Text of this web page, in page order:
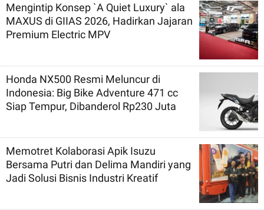
Mengintip Konsep `A Quiet Luxury` ala
MAXUS di GIIAS 2026, Hadirkan Jajaran
Premium Electric MPV
Honda NX500 Resmi Meluncur di
Indonesia: Big Bike Adventure 471 cc
Siap Tempur, Dibanderol Rp230 Juta
Memotret Kolaborasi Apik Isuzu
Bersama Putri dan Delima Mandiri yang
Jadi Solusi Bisnis Industri Kreatif